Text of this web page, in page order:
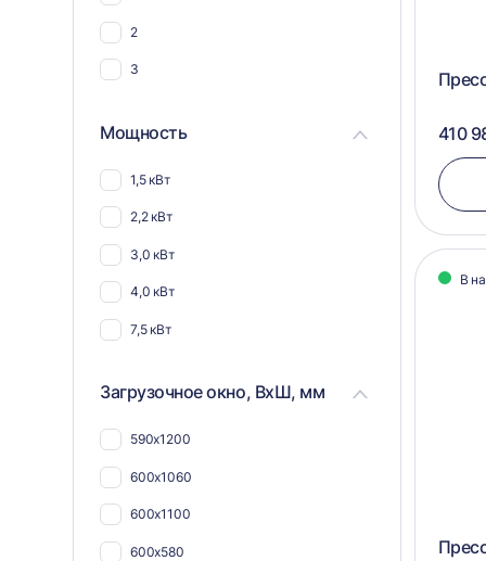
2
3
Мощность
1,5 кВт
2,2 кВт
3,0 кВт
4,0 кВт
7,5 кВт
Загрузочное окно, ВхШ, мм
590х1200
600х1060
600х1100
600х580
410
В